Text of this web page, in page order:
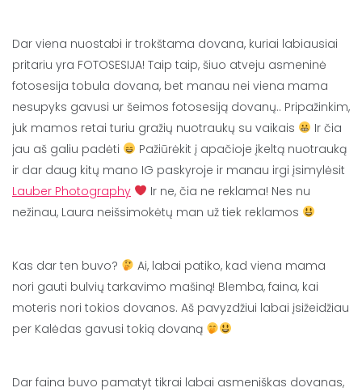
Dar viena nuostabi ir trokštama dovana, kuriai labiausiai
pritariu yra FOTOSESIJA! Taip taip, šiuo atveju asmeninė
fotosesija tobula dovana, bet manau nei viena mama
nesupyks gavusi ur šeimos fotosesiją dovanų.. Pripažinkim,
juk mamos retai turiu gražių nuotraukų su vaikais
Ir čia
jau aš galiu padėti
Pažiūrėkit į apačioje įkeltą nuotrauką
ir dar daug kitų mano IG paskyroje ir manau irgi įsimylėsit
Lauber Photography
Ir ne, čia ne reklama! Nes nu
nežinau, Laura neišsimokėtų man už tiek reklamos
Kas dar ten buvo?
Ai, labai patiko, kad viena mama
nori gauti bulvių tarkavimo mašiną! Blemba, faina, kai
moteris nori tokios dovanos. Aš pavyzdžiui labai įsižeidžiau
per Kalėdas gavusi tokią dovaną
Dar faina buvo pamatyt tikrai labai asmeniškas dovanas,